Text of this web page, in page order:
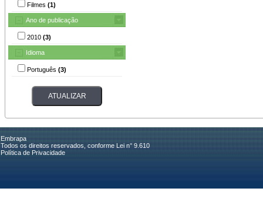
Filmes (1)
Ano de publicação
2010 (3)
Idioma
Português (3)
Embrapa
Todos os direitos reservados, conforme Lei n° 9.610
Política de Privacidade